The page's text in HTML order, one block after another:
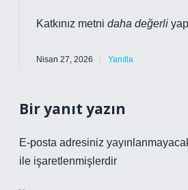
Katkınız metni daha değerli
Nisan 27, 2026 Yanıtla
Bir yanıt yazın
E-posta adresiniz
ile işaretlenmişlerdir